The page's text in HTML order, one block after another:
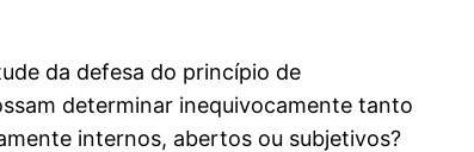
da defesa do princípio de
determinar inequivocamente tanto
internos, abertos ou subjetivos?